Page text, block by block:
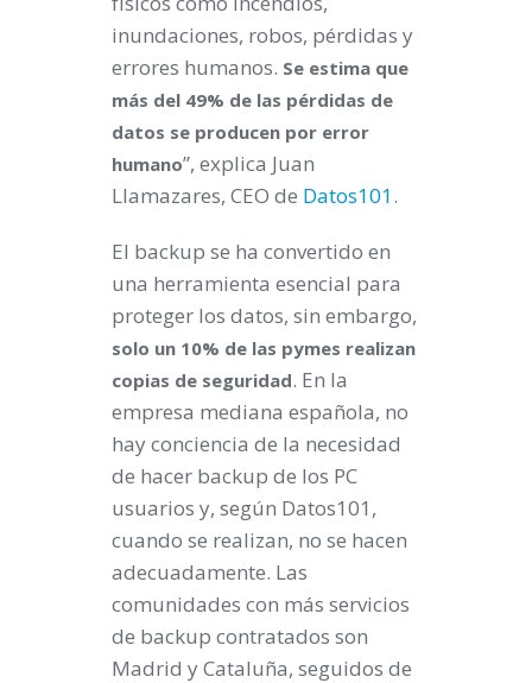
inundaciones, robos, pérdidas y
errores humanos. Se estima que
más del 49% de las pérdidas de
datos se producen por error
humano”, explica Juan
Llamazares, CEO de Datos101.
El backup se ha convertido en
una herramienta esencial para
proteger los datos, sin embargo,
solo un 10% de las pymes realizan
copias de seguridad. En la
empresa mediana española, no
hay conciencia de la necesidad
de hacer backup de los PC
usuarios y, según Datos101,
cuando se realizan, no se hacen
adecuadamente. Las
comunidades con más servicios
de backup contratados son
Madrid y Cataluña, seguidos de